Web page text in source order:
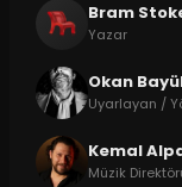
Bram
Yazar
Okan
Uyarlayan /
Kemal
Müzik